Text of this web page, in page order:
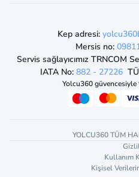
Kep adresi:
Mersis no:
Servis sağlayıcımız TRNCOM
IATA No: 882 - 27226
Yolcu360
YOLCU360 TÜM
Kullanım
Kişisel